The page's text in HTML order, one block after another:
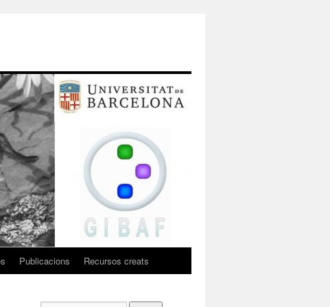
Publicacions Recursos creats